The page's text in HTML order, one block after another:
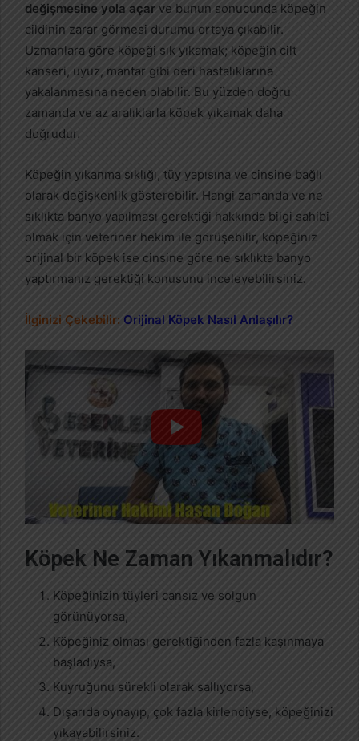
değişmesine yola açar ve bunun sonucunda köpeğin
cildinin zarar görmesi durumu ortaya çıkabilir.
Uzmanlara göre köpeği sık yıkamak; köpeğin cilt
kanseri, uyuz, mantar gibi deri hastalıklarına
yakalanmasına neden olabilir. Bu yüzden doğru
zamanda ve az aralıklarla köpek yıkamak daha
doğrudur.
Köpeğin yıkanma sıklığı, tüy yapısına ve cinsine bağlı
olarak değişkenlik gösterebilir. Hangi zamanda ve ne
sıklıkta banyo yapılması gerektiği hakkında bilgi sahibi
olmak için veteriner hekim ile görüşebilir, köpeğiniz
orijinal bir köpek ise cinsine göre ne sıklıkta banyo
yaptırmanız gerektiği konusunu inceleyebilirsiniz.
İlginizi Çekebilir: Orijinal Köpek Nasıl Anlaşılır?
Köpek Ne Zaman Yıkanmalıdır?
Köpeğinizin tüyleri cansız ve solgun
görünüyorsa,
Köpeğiniz olması gerektiğinden fazla kaşınmaya
başladıysa,
Kuyruğunu sürekli olarak sallıyorsa,
Dışarıda oynayıp, çok fazla kirlendiyse, köpeğinizi
yıkayabilirsiniz.